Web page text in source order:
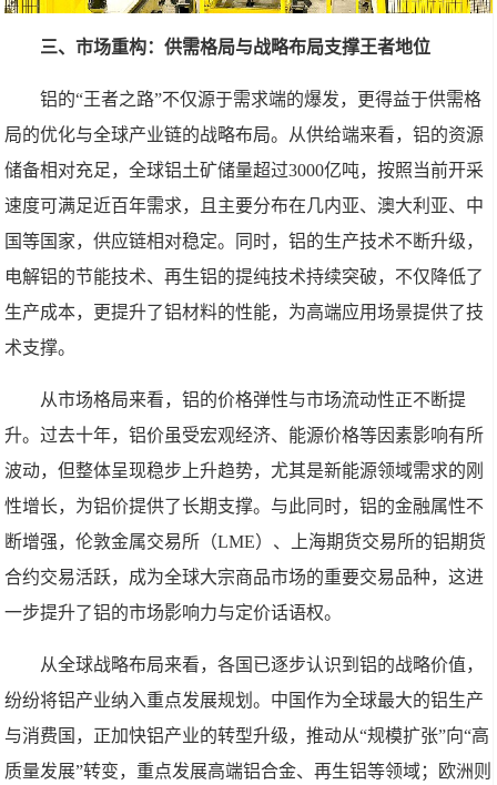
三、市场重构：供需格局与战略布局支撑王者地位
铝的“王者之路”不仅源于需求端的爆发，更得益于供需格
局的优化与全球产业链的战略布局。从供给端来看，铝的资源
储备相对充足，全球铝土矿储量超过3000亿吨，按照当前开采
速度可满足近百年需求，且主要分布在几内亚、澳大利亚、中
国等国家，供应链相对稳定。同时，铝的生产技术不断升级，
电解铝的节能技术、再生铝的提纯技术持续突破，不仅降低了
生产成本，更提升了铝材料的性能，为高端应用场景提供了技
术支撑。
从市场格局来看，铝的价格弹性与市场流动性正不断提
升。过去十年，铝价虽受宏观经济、能源价格等因素影响有所
波动，但整体呈现稳步上升趋势，尤其是新能源领域需求的刚
性增长，为铝价提供了长期支撑。与此同时，铝的金融属性不
断增强，伦敦金属交易所（LME）、上海期货交易所的铝期货
合约交易活跃，成为全球大宗商品市场的重要交易品种，这进
一步提升了铝的市场影响力与定价话语权。
从全球战略布局来看，各国已逐步认识到铝的战略价值，
纷纷将铝产业纳入重点发展规划。中国作为全球最大的铝生产
与消费国，正加快铝产业的转型升级，推动从“规模扩张”向“高
质量发展”转变，重点发展高端铝合金、再生铝等领域；欧洲则